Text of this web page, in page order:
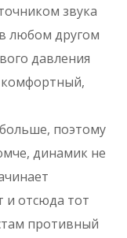
звука
любом другом
давления
комфортный,
поэтому
динамик не
и отсюда тот
противный